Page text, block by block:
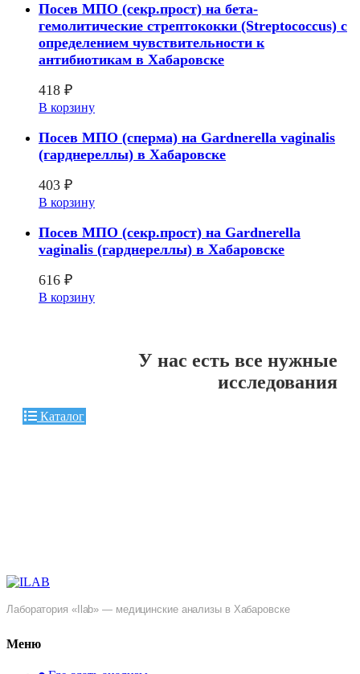
Посев МПО (секр.прост) на бета-
гемолитические стрептококки (Streptococcus) с
определением чувcтвительности к
антибиотикам в Хабаровске
418 ₽
В корзину
Посев МПО (сперма) на Gardnerella vaginalis
(гарднереллы) в Хабаровске
403 ₽
В корзину
Посев МПО (секр.прост) на Gardnerella
vaginalis (гарднереллы) в Хабаровске
616 ₽
В корзину
У нас есть все нужные
исследования
Каталог
Лаборатория «Ilab» — медицинские анализы в Хабаровске
Меню